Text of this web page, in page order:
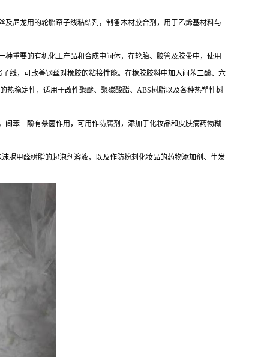
尼龙用的轮胎帘子线粘结剂，制备木材胶合剂，用于乙烯基材料与
重要的有机化工产品和合成中间体，在轮胎、胶管及胶带中，使用
线，可改善钢丝对橡胶的粘接性能。在橡胶胶料中加入间苯二酚、六
热稳定性，适用于改性聚醚、聚碳酸酯、ABS树脂以及各种热塑性树
苯二酚有杀菌作用，可用作防腐剂，添加于化妆品和皮肤病药物糊
脲甲醛树脂的起泡剂溶液，以及作防粉刺化妆品的药物添加剂、生发